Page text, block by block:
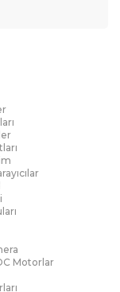
Motorlar